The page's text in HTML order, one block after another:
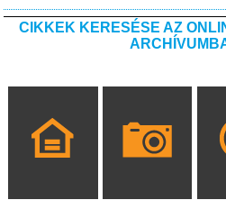
CIKKEK KERESÉSE AZ